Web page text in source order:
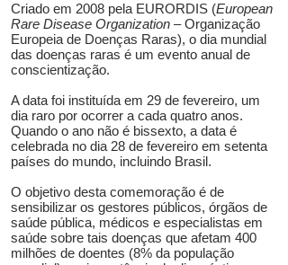
Criado em 2008 pela EURORDIS (European
Rare Disease Organization – Organização
Europeia de Doenças Raras), o dia mundial
das doenças raras é um evento anual de
conscientização.
A data foi instituída em 29 de fevereiro, um
dia raro por ocorrer a cada quatro anos.
Quando o ano não é bissexto, a data é
celebrada no dia 28 de fevereiro em setenta
países do mundo, incluindo Brasil.
O objetivo desta comemoração é de
sensibilizar os gestores públicos, órgãos de
saúde pública, médicos e especialistas em
saúde sobre tais doenças que afetam 400
milhões de doentes (8% da população